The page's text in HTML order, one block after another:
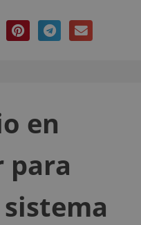
en
para